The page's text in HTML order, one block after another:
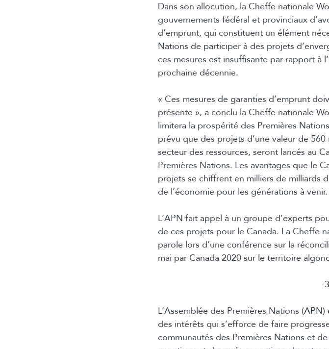
Dans son allocution, la Cheffe nationale
gouvernements fédéral et provinciaux
d’emprunt, qui constituent un élément
Nations de participer à des projets
ces mesures est insuffisante par rapport à
prochaine décennie.
« Ces mesures de garanties d’emprunt
présente », a conclu la Cheffe nationale
limitera la prospérité des Premières
prévu que des projets d’une valeur de
secteur des ressources, seront lancés au
Premières Nations. Les avantages que le
projets se chiffrent en milliers de milliards
de l’économie pour les générations à venir.
L’APN fait appel à un groupe d’experts
de ces projets pour le Canada. La Cheffe
parole lors d’une conférence sur la
mai par Canada 2020 sur le territoire
-
L’Assemblée des Premières Nations
des intérêts qui s’efforce de faire
communautés des Premières Nations et